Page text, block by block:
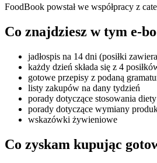
FoodBook powstał we współpracy z
Co znajdziesz w tym e-
jadłospis na 14 dni (posiłki
każdy dzień składa się z 4
gotowe przepisy z podaną
listy zakupów na dany tydzień
porady dotyczące stosowania diety
porady dotyczące wymiany
wskazówki żywieniowe
Co zyskam kupując